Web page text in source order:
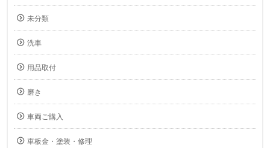
未分類
洗車
用品取付
磨き
車両ご購入
車板金・塗装・修理